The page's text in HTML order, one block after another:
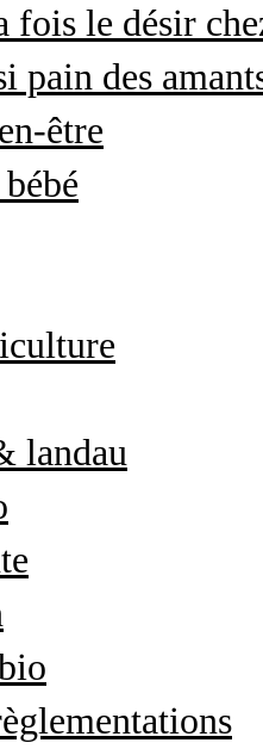
fois le désir
pain des
être
landau